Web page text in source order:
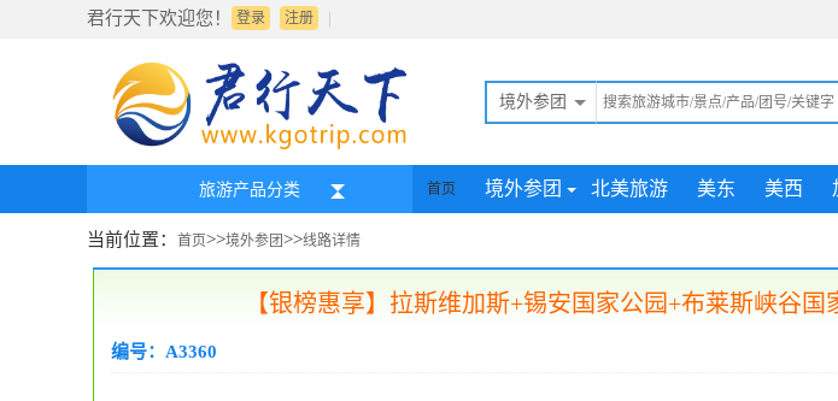
君行天下欢迎您！ 登录 |
注册
境外参团
旅游产品分类 首页 境外参团 北美旅游 美东 美西
当前位置： 首页>>境外参团>>线路详情
【银榜惠享】拉斯维加斯+锡安国家公园+布莱斯峡谷
编号：A3360